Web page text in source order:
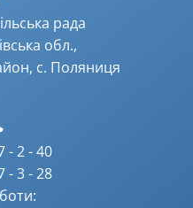
рада
обл.,
с. Поляниця
- 2 - 40
- 3 - 28